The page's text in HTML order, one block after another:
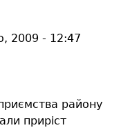
2009 - 12:47
району
приріст